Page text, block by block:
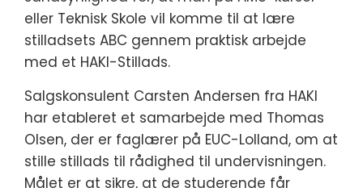
eller Teknisk Skole vil komme til at lære
stilladsets ABC gennem praktisk arbejde
med et HAKI-Stillads.
Salgskonsulent Carsten Andersen fra HAKI
har etableret et samarbejde med Thomas
Olsen, der er faglærer på EUC-Lolland, om at
stille stillads til rådighed til undervisningen.
Målet er at sikre, at de studerende får